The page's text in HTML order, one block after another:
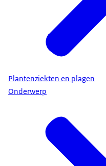
Plantenziekten en plagen
Onderwerp